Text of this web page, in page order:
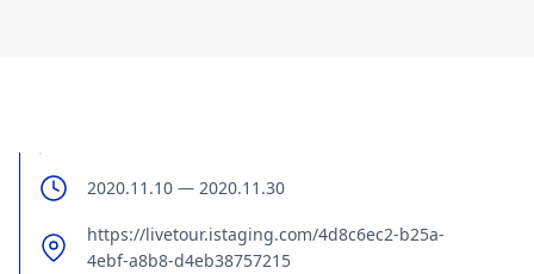
2020.11.10 — 2020.11.30
https://livetour.istaging.com/4d8c6ec2-b25a-
4ebf-a8b8-d4eb38757215